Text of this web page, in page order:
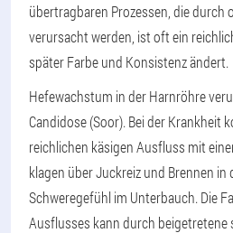
übertragbaren Prozessen, die
verursacht werden, ist oft ein
später Farbe und Konsistenz ändert.
Hefewachstum in der Harnröhre
Candidose (Soor). Bei der Krankheit
reichlichen käsigen Ausfluss mit
klagen über Juckreiz und Brennen in
Schweregefühl im Unterbauch. Die
Ausflusses kann durch beigetretene